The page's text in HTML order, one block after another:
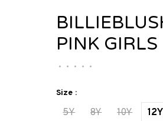
PINK GIRLS
• • • • •
Size :
5Y 8Y 10Y 12Y